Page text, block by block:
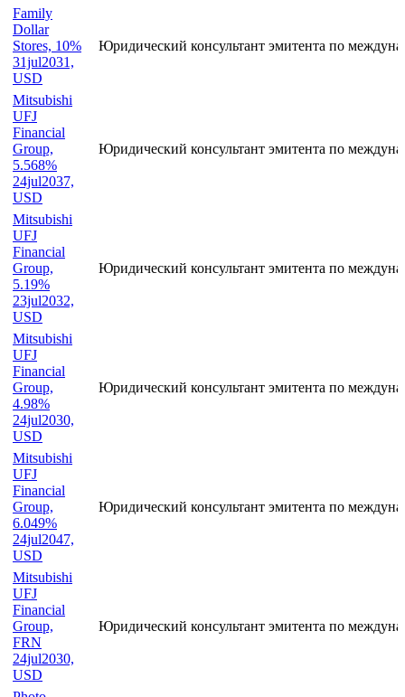
Family
Dollar
Stores, 10%
31jul2031,
USD
Юридический консультант эмитента по
Mitsubishi
UFJ
Financial
Group,
5.568%
24jul2037,
USD
Юридический консультант эмитента по
Mitsubishi
UFJ
Financial
Group,
5.19%
23jul2032,
USD
Юридический консультант эмитента по
Mitsubishi
UFJ
Financial
Group,
4.98%
24jul2030,
USD
Юридический консультант эмитента по
Mitsubishi
UFJ
Financial
Group,
6.049%
24jul2047,
USD
Юридический консультант эмитента по
Mitsubishi
UFJ
Financial
Group,
FRN
24jul2030,
USD
Юридический консультант эмитента по